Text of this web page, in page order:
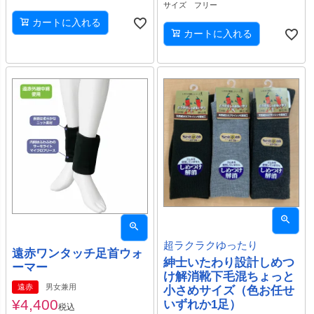
カートに入れる
サイズ フリー
カートに入れる
遠赤ワンタッチ足首ウォ
ーマー
遠赤 男女兼用
¥4,400税込
超ラクラクゆったり
紳士いたわり設計しめつ
け解消靴下毛混ちょっと
小さめサイズ（色お任せ
いずれか1足）